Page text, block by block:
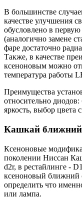
В большинстве
качестве улучшения
обусловлено в
(аналогично замене
фаре достаточно
Также, в качестве
ксеноновым можно
температура работы
Преимущества
относительно
яркость, выбор цвета
Кашкай ближний
Ксеноновые
поколении Ниссан
d2r, в рестайлинге -
ксеноновый ближний
определить что
или лампа.